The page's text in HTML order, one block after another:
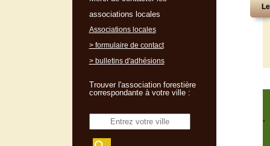
"
associations locales
Associations locales
> formulaire de contact
> bulletins d'adhésions
Trouver l'association forestière
correspondante à votre ville :